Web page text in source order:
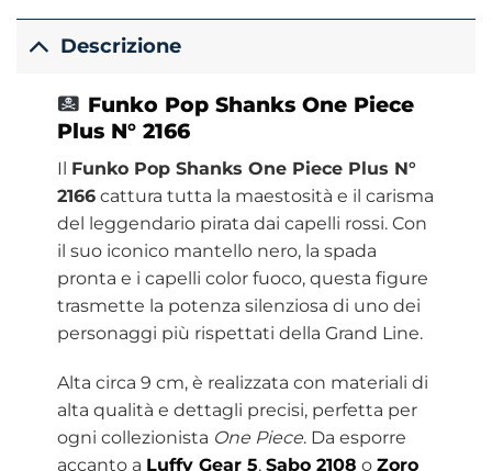
Descrizione
Funko Pop Shanks One Piece
Plus N° 2166
Il Funko Pop Shanks One Piece Plus N°
2166cattura tutta la maestosità e il carisma
del leggendario pirata dai capelli rossi. Con
il suo iconico mantello nero, la spada
pronta e i capelli color fuoco, questa figure
trasmette la potenza silenziosa di uno dei
personaggi più rispettati della Grand Line.
Alta circa 9 cm, è realizzata con materiali di
alta qualità e dettagli precisi, perfetta per
ogni collezionista One Piece. Da esporre
accanto a Luffy Gear 5, Sabo 2108 o Zoro